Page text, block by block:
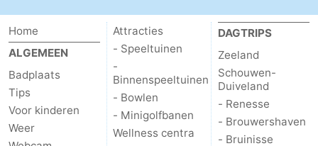
Nieuwvliet
-
Sluis
-
Cadzand
-
Natuur
Het
Weer
Contact
Home
ALGEMEEN
Badplaats
Tips
Voor kinderen
Weer
Attracties
- Speeltuinen
-
Binnenspeeltuinen
- Bowlen
- Minigolfbanen
Wellness centra
DAGTRIPS
Zeeland
Schouwen-
Duiveland
- Renesse
- Brouwershaven
- Bruinisse